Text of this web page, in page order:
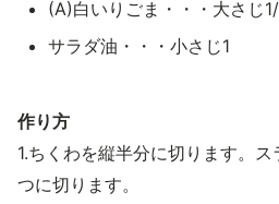
(A)白いりごま・・・大さじ
サラダ油・・・小さじ1
作り方
1.ちくわを縦半分に切ります。
つに切ります。